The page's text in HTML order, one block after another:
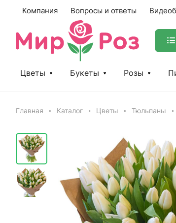
Компания Вопросы и ответы
Цветы Букеты Розы
Главная Каталог Цветы Тюльпаны